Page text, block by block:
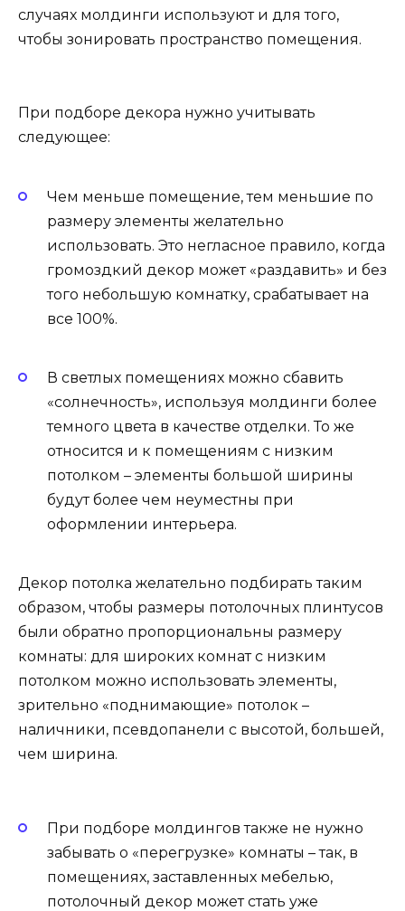
случаях молдинги используют и для того,
чтобы зонировать пространство помещения.
При подборе декора нужно учитывать
следующее:
Чем меньше помещение, тем меньшие по
размеру элементы желательно
использовать. Это негласное правило, когда
громоздкий декор может «раздавить» и без
того небольшую комнатку, срабатывает на
все 100%.
В светлых помещениях можно сбавить
«солнечность», используя молдинги более
темного цвета в качестве отделки. То же
относится и к помещениям с низким
потолком – элементы большой ширины
будут более чем неуместны при
оформлении интерьера.
Декор потолка желательно подбирать таким
образом, чтобы размеры потолочных плинтусов
были обратно пропорциональны размеру
комнаты: для широких комнат с низким
потолком можно использовать элементы,
зрительно «поднимающие» потолок –
наличники, псевдопанели с высотой, большей,
чем ширина.
При подборе молдингов также не нужно
забывать о «перегрузке» комнаты – так, в
помещениях, заставленных мебелью,
потолочный декор может стать уже